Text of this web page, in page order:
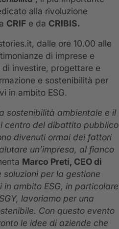
alla rivoluzione
CRIF e da CRIBIS.
dalle ore 10.00 alle
di imprese e
investire, progettare e
e sostenibilità per
in ambito ESG.
sostenibilità ambientale e il
centro del dibattito pubblico
divenuti ormai dei fattori
un’impresa, al fianco
Marco Preti, CEO di
soluzioni per la gestione
ambito ESG, in particolare
lavoriamo per una
Con questo evento
le idee di aziende che